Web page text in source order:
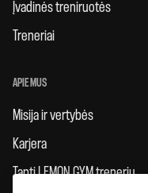
Įvadinės treniruotės
Treneriai
APIE MUS
Misija ir vertybės
Karjera
Tapti LEMON GYM treneriu